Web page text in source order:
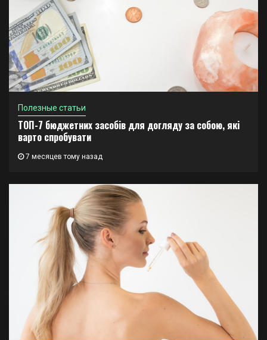
Полезные статьи
ТОП-7 бюджетних засобів для догляду за собою, які
варто спробувати
7 месяцев тому назад